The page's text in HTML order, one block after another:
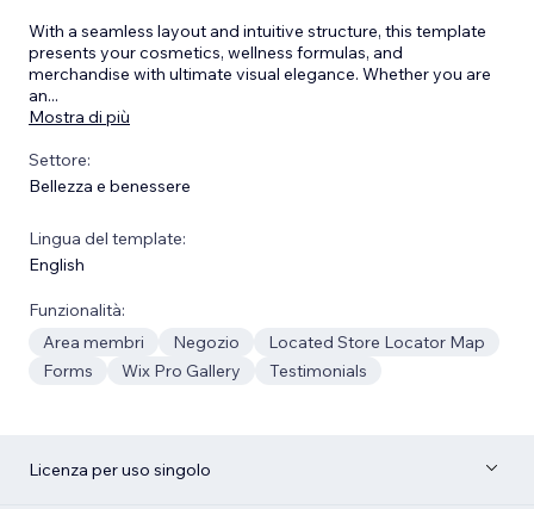
With a seamless layout and intuitive structure, this template
presents your cosmetics, wellness formulas, and
merchandise with ultimate visual elegance. Whether you are
an...
Mostra di più
Settore:
Bellezza e benessere
Lingua del template:
English
Funzionalità:
Area membri
Negozio
Located Store Locator Map
Forms
Wix Pro Gallery Testimonials
Licenza per uso singolo